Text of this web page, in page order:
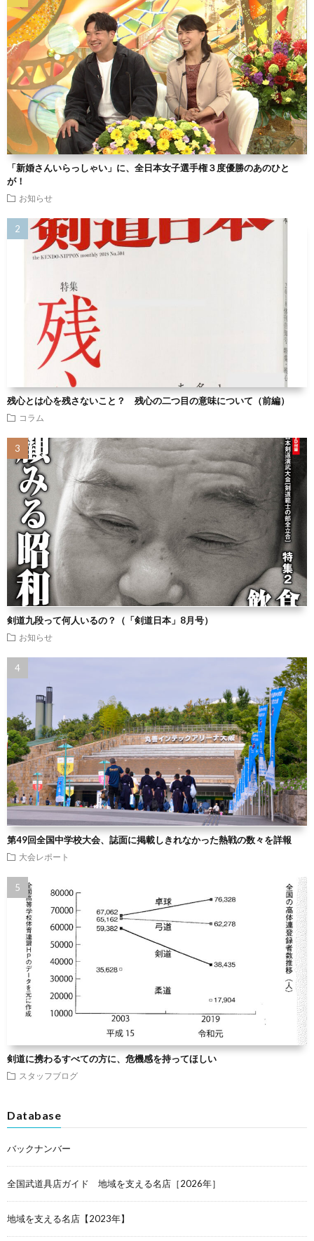
「新婚さんいらっしゃい」に、全日本女子選手権３度優勝のあのひと
が！
お知らせ
残心とは心を残さないこと？ 残心の二つ目の意味について（前編）
コラム
剣道九段って何人いるの？（「剣道日本」8月号）
お知らせ
第49回全国中学校大会、誌面に掲載しきれなかった熱戦の数々を詳報
大会レポート
剣道に携わるすべての方に、危機感を持ってほしい
スタッフブログ
Database
バックナンバー
全国武道具店ガイド 地域を支える名店［2026年］
地域を支える名店【2023年】